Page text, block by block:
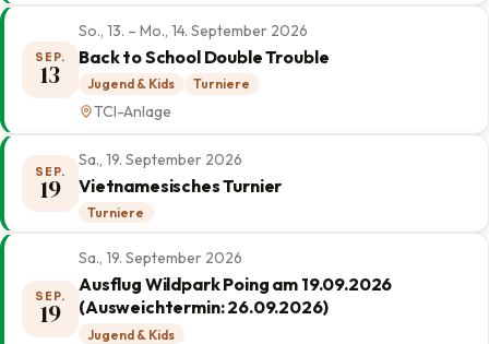
SEP.
13
So., 13. – Mo., 14. September 2026
Back to School Double Trouble
Jugend & Kids Turniere
TCI-Anlage
SEP.
19
Sa., 19. September 2026
Vietnamesisches Turnier
Turniere
SEP.
19
Sa., 19. September 2026
Ausflug Wildpark Poing am 19.09.2026
(Ausweichtermin: 26.09.2026)
Jugend & Kids